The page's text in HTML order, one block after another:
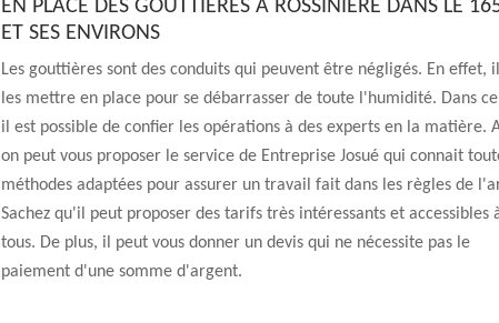
EN PLACE DES GOUTTIÈRES À ROSSINIERE DANS LE
ET SES ENVIRONS
Les gouttières sont des conduits qui peuvent être négligés. En effet,
les mettre en place pour se débarrasser de toute l'humidité. Dans ce
il est possible de confier les opérations à des experts en la matière.
on peut vous proposer le service de Entreprise Josué qui connait
méthodes adaptées pour assurer un travail fait dans les règles de
Sachez qu'il peut proposer des tarifs très intéressants et accessibles
tous. De plus, il peut vous donner un devis qui ne nécessite pas le
paiement d'une somme d'argent.